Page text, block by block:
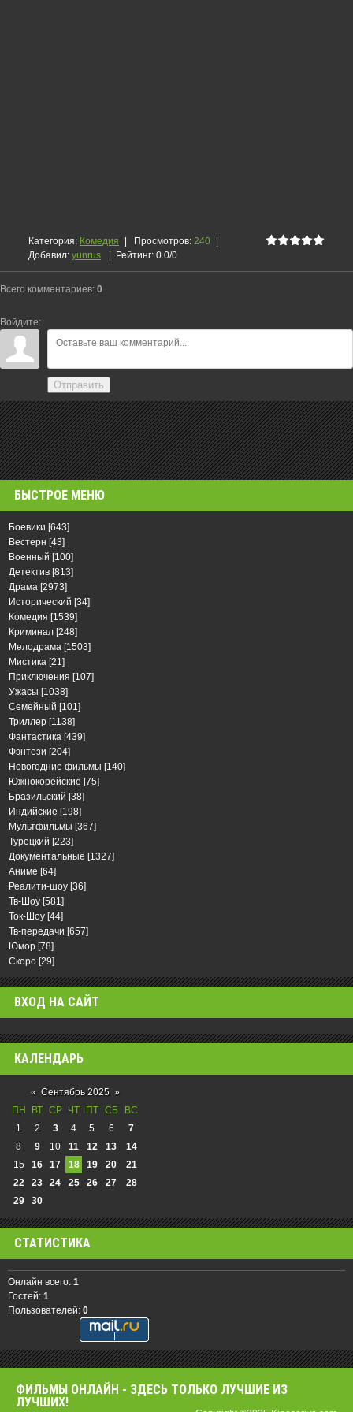
Категория: Комедия | Просмотров: 240 |
Добавил: yunrus | Рейтинг: 0.0/0
Всего комментариев: 0
Войдите:
Отправить
БЫСТРОЕ МЕНЮ
Боевики [643]
Вестерн [43]
Военный [100]
Детектив [813]
Драма [2973]
Исторический [34]
Комедия [1539]
Криминал [248]
Мелодрама [1503]
Мистика [21]
Приключения [107]
Ужасы [1038]
Семейный [101]
Триллер [1138]
Фантастика [439]
Фэнтези [204]
Новогодние фильмы [140]
Южнокорейские [75]
Бразильский [38]
Индийские [198]
Мультфильмы [367]
Турецкий [223]
Документальные [1327]
Аниме [64]
Реалити-шоу [36]
Тв-Шоу [581]
Ток-Шоу [44]
Тв-передачи [657]
Юмор [78]
Скоро [29]
ВХОД НА САЙТ
КАЛЕНДАРЬ
« Сентябрь 2025 »
ПН
ВТ СР ЧТ ПТ СБ
ВС
1
2 3 4 5 6
7
8
9 10 11 12 13
14
15
16 17 18 19 20
21
22
23 24 25 26 27
28
29
30
СТАТИСТИКА
Онлайн всего: 1
Гостей: 1
Пользователей: 0
ФИЛЬМЫ OНЛАЙН - ЗДЕСЬ ТОЛЬКО ЛУЧШИЕ ИЗ
ЛУЧШИХ!